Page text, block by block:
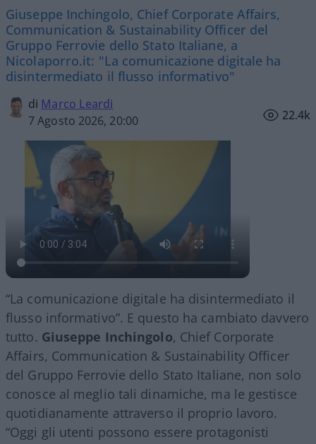
Giuseppe Inchingolo, Chief Corporate Affairs,
Communication & Sustainability Officer del
Gruppo Ferrovie dello Stato Italiane, a
Nicolaporro.it: "La comunicazione digitale ha
disintermediato il flusso informativo"
di Marco Leardi
7 Agosto 2026, 20:00
22.4k
“La comunicazione digitale ha disintermediato il
flusso informativo”. E questo ha cambiato davvero
tutto. Giuseppe Inchingolo, Chief Corporate
Affairs, Communication & Sustainability Officer
del Gruppo Ferrovie dello Stato Italiane, non solo
conosce al meglio tali dinamiche, ma le gestisce
quotidianamente attraverso il proprio lavoro.
“Oggi gli utenti possono essere protagonisti